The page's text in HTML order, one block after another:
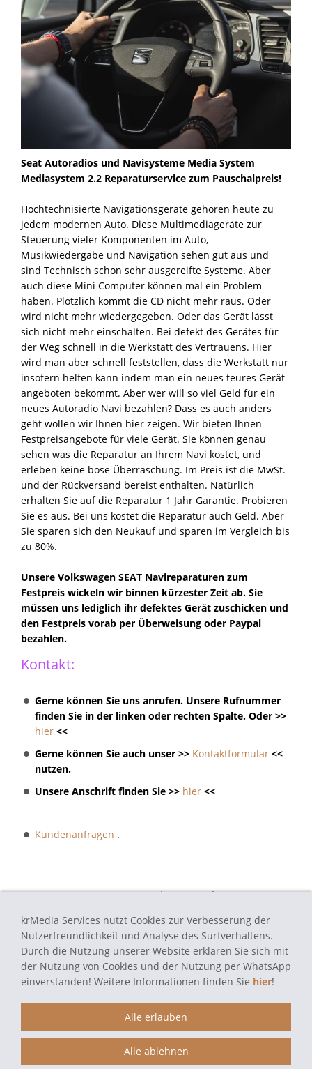
Seat Autoradios und Navisysteme Media System
Mediasystem 2.2 Reparaturservice zum Pauschalpreis!
Hochtechnisierte Navigationsgeräte gehören heute zu
jedem modernen Auto. Diese Multimediageräte zur
Steuerung vieler Komponenten im Auto,
Musikwiedergabe und Navigation sehen gut aus und
sind Technisch schon sehr ausgereifte Systeme. Aber
auch diese Mini Computer können mal ein Problem
haben. Plötzlich kommt die CD nicht mehr raus. Oder
wird nicht mehr wiedergegeben. Oder das Gerät lässt
sich nicht mehr einschalten. Bei defekt des Gerätes für
der Weg schnell in die Werkstatt des Vertrauens. Hier
wird man aber schnell feststellen, dass die Werkstatt nur
insofern helfen kann indem man ein neues teures Gerät
angeboten bekommt. Aber wer will so viel Geld für ein
neues Autoradio Navi bezahlen? Dass es auch anders
geht wollen wir Ihnen hier zeigen. Wir bieten Ihnen
Festpreisangebote für viele Gerät. Sie können genau
sehen was die Reparatur an Ihrem Navi kostet, und
erleben keine böse Überraschung. Im Preis ist die MwSt.
und der Rückversand bereist enthalten. Natürlich
erhalten Sie auf die Reparatur 1 Jahr Garantie. Probieren
Sie es aus. Bei uns kostet die Reparatur auch Geld. Aber
Sie sparen sich den Neukauf und sparen im Vergleich bis
zu 80%.
Unsere Volkswagen SEAT Navireparaturen zum
Festpreis wickeln wir binnen kürzester Zeit ab. Sie
müssen uns lediglich ihr defektes Gerät zuschicken und
den Festpreis vorab per Überweisung oder Paypal
bezahlen.
Kontakt:
Gerne können Sie uns anrufen. Unsere Rufnummer
finden Sie in der linken oder rechten Spalte. Oder >>
hier <<
Gerne können Sie auch unser >> Kontaktformular <<
nutzen.
Unsere Anschrift finden Sie >> hier <<
Kundenanfragen .
Datenschutz
Haftungsaus.
Widerrufsrecht
AGB Kontakt Skin Design
Bildern.
Funktionsgarantie
Markennamen und Bezeichnungen sind eingetragene Warenzeichen und
Marken der jeweiligen Eigentümer und dienen hier nur der
krMedia Services nutzt Cookies zur Verbesserung der
Nutzerfreundlichkeit und Analyse des Surfverhaltens.
Durch die Nutzung unserer Website erklären Sie sich mit
der Nutzung von Cookies und der Nutzung per WhatsApp
einverstanden! Weitere Informationen finden Sie hier!
Alle erlauben
Alle ablehnen